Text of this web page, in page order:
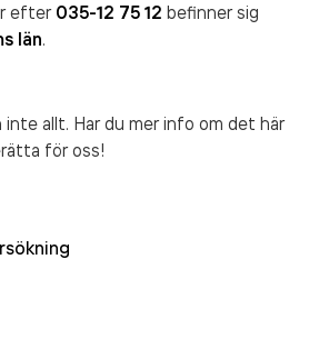
efter 035-12 75 12 befinner sig
län.
allt. Har du mer info om det här
för oss!